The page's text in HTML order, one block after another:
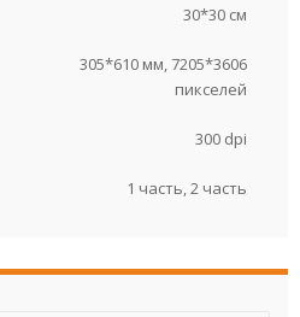
30*30 см
305*610 мм, 7205*3606
пикселей
300 dpi
1 часть,2 часть